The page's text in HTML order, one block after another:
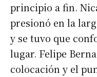
principio a fin.
presionó en la
y se tuvo que
lugar. Felipe
colocación y el